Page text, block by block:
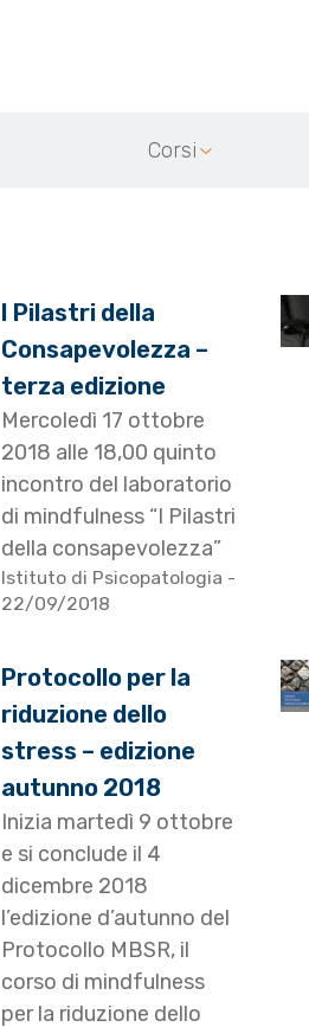
Corsi
I Pilastri della
Consapevolezza –
terza edizione
Mercoledì 17 ottobre
2018 alle 18,00 quinto
incontro del laboratorio
di mindfulness “I Pilastri
della consapevolezza”
Istituto di Psicopatologia -
22/09/2018
Protocollo per la
riduzione dello
stress – edizione
autunno 2018
Inizia martedì 9 ottobre
e si conclude il 4
dicembre 2018
l’edizione d’autunno del
Protocollo MBSR, il
corso di mindfulness
per la riduzione dello